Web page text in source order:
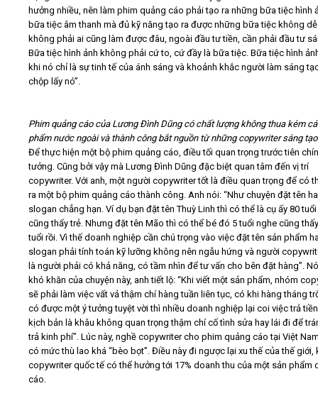
hưởng nhiều, nên làm phim quảng cáo phải tạo ra những bữa tiệc hình
bữa tiệc âm thanh mà đủ kỹ năng tạo ra được những bữa tiệc không
không phải ai cũng làm được đâu, ngoài đầu tư tiền, cần phải đầu tư
Bữa tiệc hình ảnh không phải cứ to, cứ đầy là bữa tiệc. Bữa tiệc hình
khi nó chỉ là sự tinh tế của ánh sáng và khoảnh khắc người làm sáng
chộp lấy nó”.
Phim quảng cáo của Lương Đình Dũng có chất lượng không thua kém
phẩm nước ngoài và thành công bắt nguồn từ những copywriter sáng
Để thực hiện một bộ phim quảng cáo, điều tối quan trọng trước tiên
tưởng. Cũng bởi vậy mà Lương Đình Dũng đặc biệt quan tâm đến vị trí
copywriter. Với anh, một người copywriter tốt là điều quan trọng để có
ra một bộ phim quảng cáo thành công. Anh nói: “Như chuyện đặt tên
slogan chẳng hạn. Ví dụ bạn đặt tên Thuỳ Linh thì có thể là cụ ấy 80
cũng thấy trẻ. Nhưng đặt tên Mão thì có thể bé đó 5 tuổi nghe cũng
tuổi rồi. Vì thế doanh nghiệp cần chú trọng vào việc đặt tên sản phẩm
slogan phải tính toán kỹ lưỡng không nên ngẫu hứng và người
là người phải có khả năng, có tầm nhìn để tư vấn cho bên đặt hàng”.
khó khăn của chuyện này, anh tiết lộ: “Khi viết một sản phẩm, nhóm
sẽ phải làm việc vất vả thậm chí hàng tuần liên tục, có khi hàng tháng
có được một ý tưởng tuyệt vời thì nhiều doanh nghiệp lại coi việc trả
kịch bản là khâu không quan trọng thậm chí cố tình sửa hay lái đi để
trả kinh phí”. Lúc này, nghề copywriter cho phim quảng cáo tại Việt
có mức thù lao khá “bèo bọt”. Điều này đi ngược lại xu thế của thế giới,
copywriter quốc tế có thể hưởng tới 17% doanh thu của một sản phẩm
cáo.